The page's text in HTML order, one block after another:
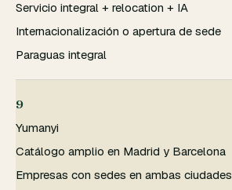
Servicio integral + relocation + IA
Internacionalización o apertura de sede
Paraguas integral
9
Yumanyi
Catálogo amplio en Madrid y Barcelona
Empresas con sedes en ambas ciudades